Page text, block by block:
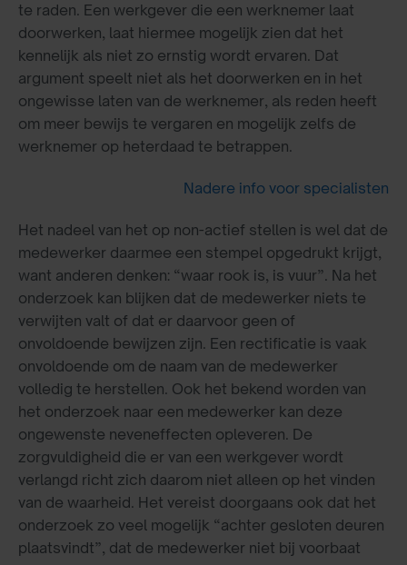
te raden. Een werkgever die een werknemer laat
doorwerken, laat hiermee mogelijk zien dat het
kennelijk als niet zo ernstig wordt ervaren. Dat
argument speelt niet als het doorwerken en in het
ongewisse laten van de werknemer, als reden heeft
om meer bewijs te vergaren en mogelijk zelfs de
werknemer op heterdaad te betrappen.
Nadere info voor specialisten
Het nadeel van het op non-actief stellen is wel dat de
medewerker daarmee een stempel opgedrukt krijgt,
want anderen denken: “waar rook is, is vuur”. Na het
onderzoek kan blijken dat de medewerker niets te
verwijten valt of dat er daarvoor geen of
onvoldoende bewijzen zijn. Een rectificatie is vaak
onvoldoende om de naam van de medewerker
volledig te herstellen. Ook het bekend worden van
het onderzoek naar een medewerker kan deze
ongewenste neveneffecten opleveren. De
zorgvuldigheid die er van een werkgever wordt
verlangd richt zich daarom niet alleen op het vinden
van de waarheid. Het vereist doorgaans ook dat het
onderzoek zo veel mogelijk “achter gesloten deuren
plaatsvindt”, dat de medewerker niet bij voorbaat